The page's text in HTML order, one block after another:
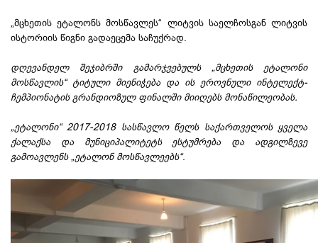
„მცხეთის ეტალონს მოსწავლეს“ ლიტვის საელჩოსგან ლიტვის
ისტორიის წიგნი გადაეცემა საჩუქრად.
დღევანდელ შეჯიბრში გამარჯვებულს „მცხეთის ეტალონი
მოსწავლის“ ტიტული მიენიჭება და ის ეროვნული ინტელექტ-
ჩემპიონატის გრანდიოზულ ფინალში მიიღებს მონაწილეობას.
„ეტალონი“ 2017-2018 სასწავლო წელს საქართველოს ყველა
ქალაქსა და მუნიციპალიტეტს ესტუმრება და ადგილზევე
გამოავლენს „ეტალონ მოსწავლეებს“.